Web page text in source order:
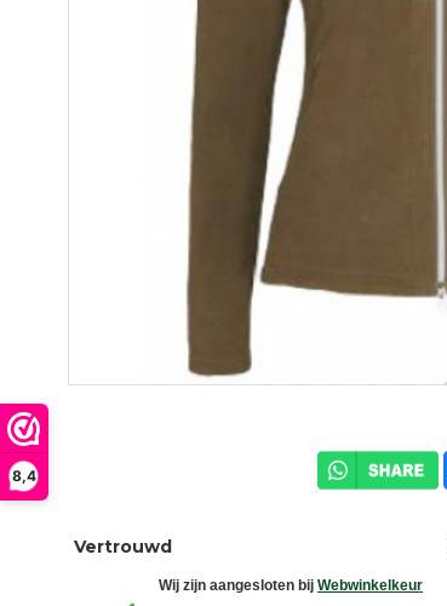
8,4
Vertrouwd
Wij zijn aangesloten bij Webwinkelkeur